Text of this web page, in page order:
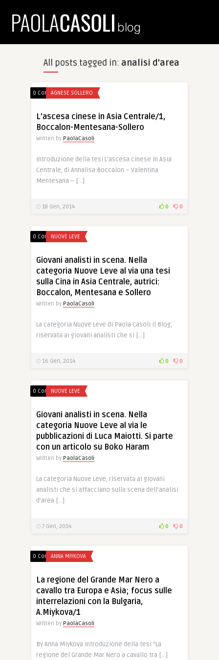
All posts tagged in: analisi d’area
0 CommentsAGNESE SOLLERO
L’ascesa cinese in Asia Centrale/1,
Boccalon-Mentesana-Sollero
Written by PaolaCasoli
Introduzione della tesi L’ascesa cinese in Asia
Centrale, di Annalisa Boccalon – Valentina
Mentesana – […]
18 Gen, 2014 0 0
0 Comments
NUOVE LEVE
Giovani analisti in scena. Nella
categoria Nuove Leve al via una tesi
sulla Cina in Asia Centrale, autrici:
Boccalon, Mentesana e Sollero
Written by PaolaCasoli
La categoria Nuove Leve di Paola Casoli il Blog,
riservata ai giovani analisti che si […]
16 Gen, 2014 0 0
0 Comments
NUOVE LEVE
Giovani analisti in scena. Nella
categoria Nuove Leve al via le
pubblicazioni di Luca Maiotti. Si parte
con un articolo su Boko Haram
Written by PaolaCasoli
La categoria Nuove Leve, riservata ai giovani
analisti che si affacciano sulla scena dell’analisi
d’area […]
7 Gen, 2014 0 0
0 CommentsANNA MIYKOVA
La regione del Grande Mar Nero a
cavallo tra Europa e Asia; focus sulle
interrelazioni con la Bulgaria,
A.Miykova/1
Written by PaolaCasoli
By Anna Miykova Introduzione della tesi “La
regione del Grande Mar Nero a cavallo tra […]